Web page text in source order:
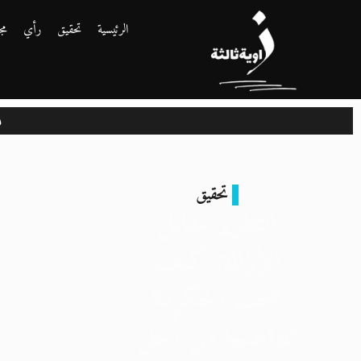
الرئيسية تحقيق رأي
تحقيق